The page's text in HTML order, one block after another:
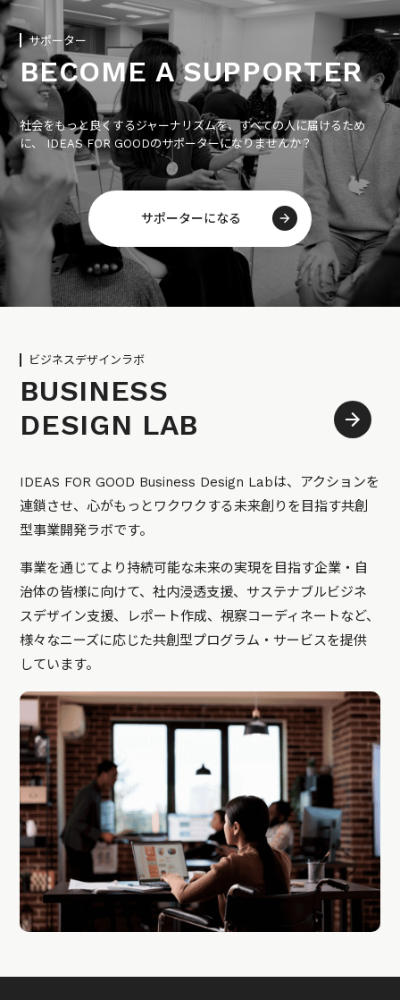
サポーター
BECOME A SUPPORTER
社会をもっと良くするジャーナリズムを、すべての人に届けるため
に、 IDEAS FOR GOODのサポーターになりませんか？
サポーターになる
ビジネスデザインラボ
BUSINESS
DESIGN LAB
IDEAS FOR GOOD Business Design Labは、アクションを
連鎖させ、心がもっとワクワクする未来創りを目指す共創
型事業開発ラボです。
事業を通じてより持続可能な未来の実現を目指す企業・自
治体の皆様に向けて、社内浸透支援、サステナブルビジネ
スデザイン支援、レポート作成、視察コーディネートなど、
様々なニーズに応じた共創型プログラム・サービスを提供
しています。